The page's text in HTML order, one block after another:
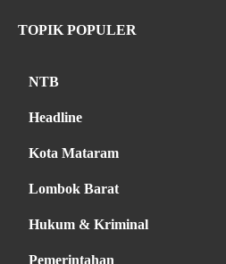
TOPIK POPULER
NTB
Headline
Kota Mataram
Lombok Barat
Hukum & Kriminal
Pemerintahan